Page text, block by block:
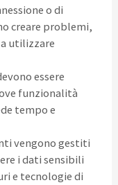
o di
creare problemi,
utilizzare
essere
funzionalità
tempo e
vengono gestiti
i dati sensibili
e tecnologie di